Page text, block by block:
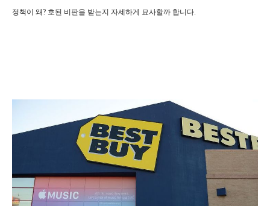
정책이 왜? 호된 비판을 받는지 자세하게 묘사할까 합니다.